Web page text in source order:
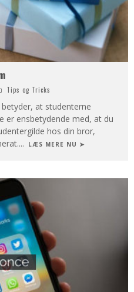
Tips og Tricks
at studenterne
er ensbetydende med, at du
hos din bror,
... LÆS MERE NU ➤